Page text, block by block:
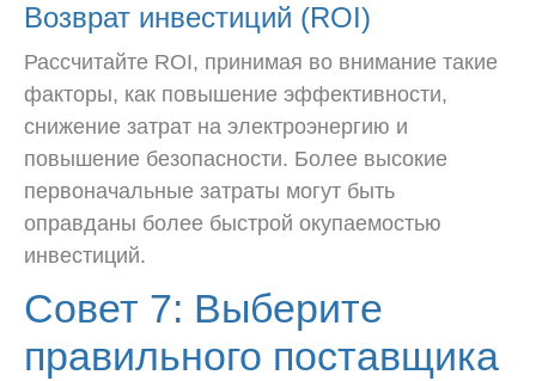
Возврат инвестиций (ROI)
Рассчитайте ROI, принимая во внимание такие
факторы, как повышение эффективности,
снижение затрат на электроэнергию и
повышение безопасности. Более высокие
первоначальные затраты могут быть
оправданы более быстрой окупаемостью
инвестиций.
Совет 7: Выберите
правильного поставщика